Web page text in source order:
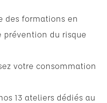
des formations en
prévention du risque
votre consommation
13 ateliers dédiés au